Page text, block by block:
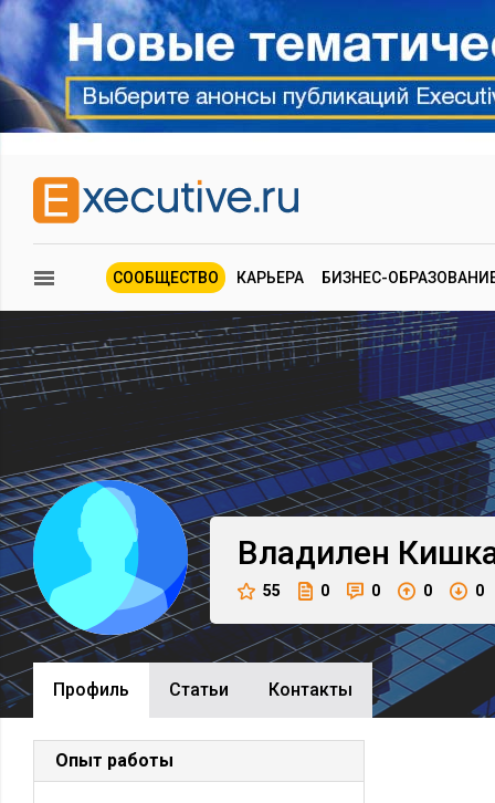
СООБЩЕСТВО КАРЬЕРА БИЗНЕС-
Владилен
55 0 0 0 0
Профиль Cтатьи Контакты
Опыт работы